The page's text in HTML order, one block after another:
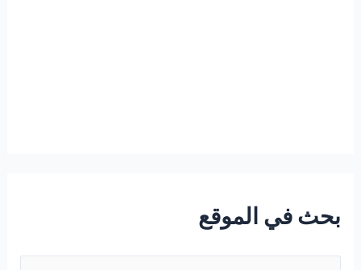
بحث في الموقع